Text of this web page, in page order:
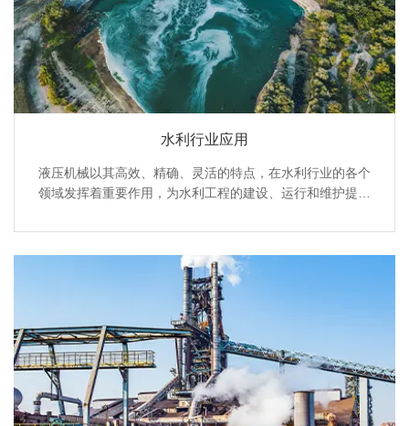
水利行业应用
液压机械以其高效、精确、灵活的特点，在水利行业的各个
领域发挥着重要作用，为水利工程的建设、运行和维护提供
具在水利设备检修中广泛应用。液压千斤顶用于顶起大型设
备，以便进行维修和更换部件；液压扳手则能够精确控制螺
栓的拧紧力矩，确保设备安装和检修的质量。
管道维护：在水利管道的铺设和维护中，液压挖掘机用于挖
掘管沟，液压起重机用于管道的吊装和就位。此外，液压驱
动的管道检测机器人可以在管道内进行检测和维修作业，提
高管道维护的效率和安全性。